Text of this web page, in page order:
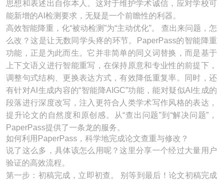
思想和表述出自你本人。这对于维护学术诚信，应对学校可
能新增的AI检测要求，无疑是一个前瞻性的利器。
高效智能降重，化“被动检测”为“主动优化”。 查出来问题，怎
么改？这是让无数同学头疼的环节。PaperPass的智能降重
功能，正是为此而生。它并非简单的同义词替换，而是基于
上下文语义进行智能重写，在保持原意和专业性的前提下，
调整句式结构、更换表达方式，有效降低重复率。同时，还
有针对AI生成内容的“智能降AIGC”功能，能对疑似AI生成的
段落进行深度改写，注入更符合人类学术写作风格的表达，
提升论文的自然度和原创感。从“查出问题”到“解决问题”，
PaperPass提供了一条龙的服务。
如何利用PaperPass，科学地完成论文查重与修改？
说了这么多，具体该怎么用呢？这里分享一个经过大量用户
验证的高效流程。
第一步：初稿完成，立即初查。 别等到最后！论文初稿完成